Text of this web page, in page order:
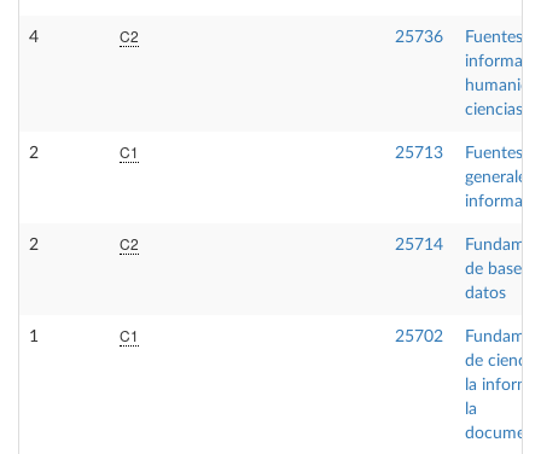
4 C2 25736
Fuentes
ciencias
2 C1 25713
Fuentes
generales
2 C2 25714
de bases
datos
1 C1 25702
de
la
la